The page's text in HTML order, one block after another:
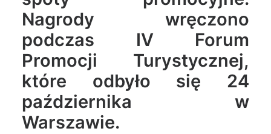
Nagrody wręczono
podczas IV Forum
Promocji Turystycznej,
które odbyło się 24
października w
Warszawie.